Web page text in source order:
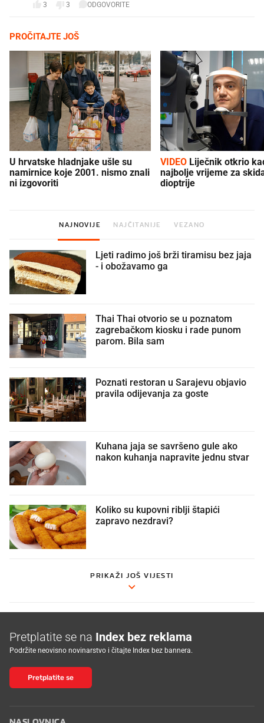
3 3 ODGOVORITE
PROČITAJTE JOŠ
U hrvatske hladnjake ušle su
namirnice koje 2001. nismo znali
ni izgovoriti
VIDEO
najbolje vrijeme za
dioptrije
NAJNOVIJE NAJČITANIJE VEZANO
Ljeti radimo još brži tiramisu bez jaja
- i obožavamo ga
Thai Thai otvorio se u poznatom
zagrebačkom kiosku i rade punom
parom. Bila sam
Poznati restoran u Sarajevu objavio
pravila odijevanja za goste
Kuhana jaja se savršeno gule ako
nakon kuhanja napravite jednu stvar
Koliko su kupovni riblji štapići
zapravo nezdravi?
PRIKAŽI JOŠ VIJESTI
Pretplatite se na Index bez reklama
Podržite neovisno novinarstvo i čitajte Index bez bannera.
Pretplatite se